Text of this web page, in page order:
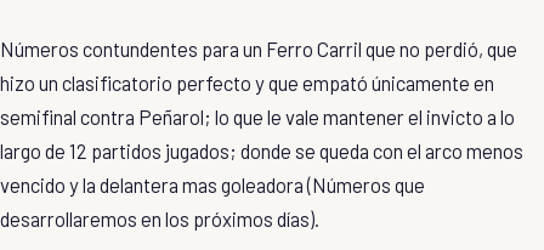
Números contundentes para un Ferro Carril que no perdió, que
hizo un clasificatorio perfecto y que empató únicamente en
semifinal contra Peñarol; lo que le vale mantener el invicto a lo
largo de 12 partidos jugados; donde se queda con el arco menos
vencido y la delantera mas goleadora (Números que
desarrollaremos en los próximos días).